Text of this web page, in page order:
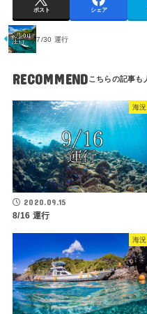
ポスト シェア
7/30 運行
RECOMMEND
海況
2020.09.15
8/16 運行
海況